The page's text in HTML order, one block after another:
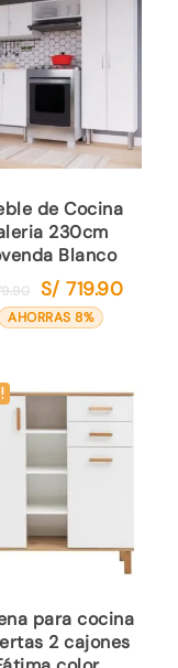
de Cocina
230cm
Blanco
El
precio
S/ 779.90.
S/ 719.90El
S/
AHORRAS 8%
para cocina
2 cajones